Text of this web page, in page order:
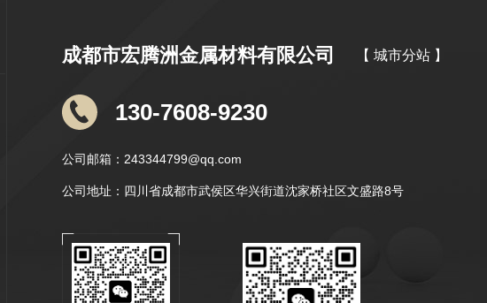
成都市宏腾洲金属材料有限公司 【 城市分站 】
城
130-7608-9230
公司邮箱：243344799@qq.com
公司地址：四川省成都市武侯区华兴街道沈家桥社区文盛路8号